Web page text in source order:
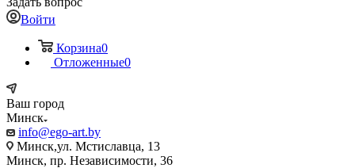
Войти
Корзина0
Отложенные0
Ваш город
Минск
info@ego-art.by
Минск,ул. Мстиславца, 13
Минск, пр. Независимости, 36